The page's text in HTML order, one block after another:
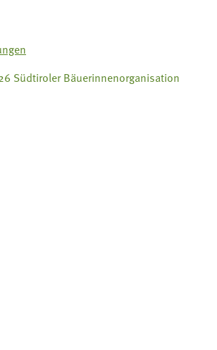
Südtiroler Bäuerinnenorganisation